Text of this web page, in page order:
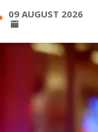
09 AUGUST 2026